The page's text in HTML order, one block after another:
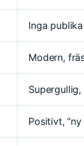
Inga
Modern,
Positivt,